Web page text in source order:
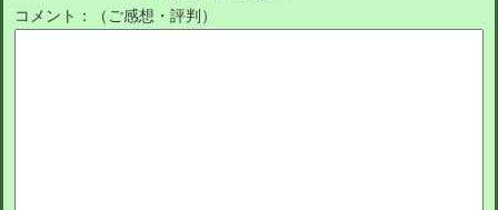
コメント：（ご感想・評判）